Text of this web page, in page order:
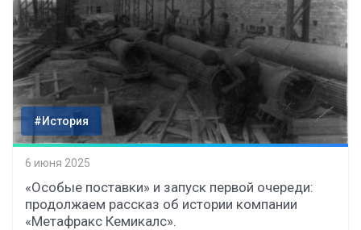
#История
6 июня 2025
«Особые поставки» и запуск первой очереди:
продолжаем рассказ об истории компании
«Метафракс Кемикалс».